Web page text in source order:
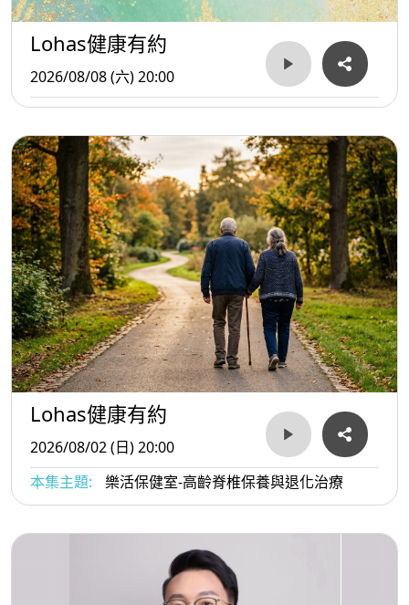
Lohas健康有約
2026/08/08 (六) 20:00
Lohas健康有約
2026/08/02 (日) 20:00
本集主題:
樂活保健室-高齡脊椎保養與退化治療